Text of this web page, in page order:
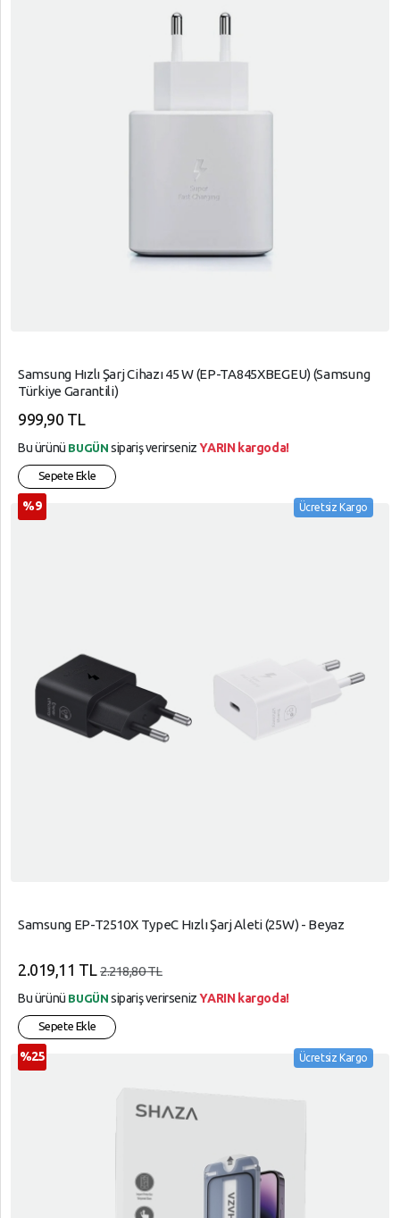
Samsung Hızlı Şarj Cihazı 45 W (EP-TA845XBEGEU) (Samsung
Türkiye Garantili)
999,90 TL
Bu ürünü BUGÜN sipariş verirsenizYARIN kargoda!
Sepete Ekle
Ücretsiz Kargo
Samsung EP-T2510X TypeC Hızlı Şarj Aleti (25W) - Beyaz
%9
2.019,11 TL 2.218,80 TL
Bu ürünü BUGÜN sipariş verirsenizYARIN kargoda!
Sepete Ekle
Ücretsiz Kargo
%25